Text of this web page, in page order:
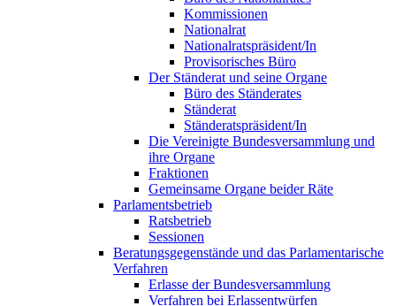
Kommissionen
Nationalrat
Nationalratspräsident/In
Provisorisches Büro
Der Ständerat und seine Organe
Büro des Ständerates
Ständerat
Ständeratspräsident/In
Die Vereinigte Bundesversammlung und
ihre Organe
Fraktionen
Gemeinsame Organe beider Räte
Parlamentsbetrieb
Ratsbetrieb
Sessionen
Beratungsgegenstände und das Parlamentarische
Verfahren
Erlasse der Bundesversammlung
Verfahren bei Erlassentwürfen